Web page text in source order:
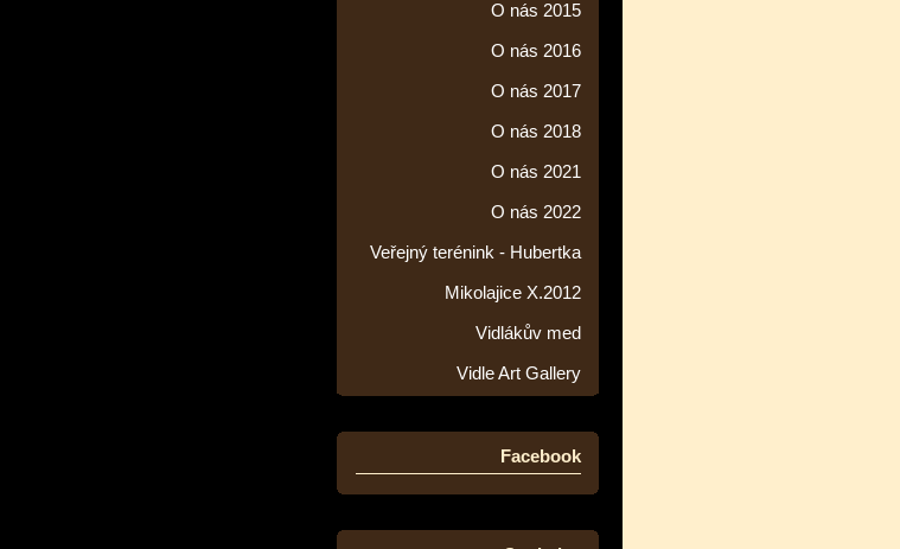
O nás 2015
O nás 2016
O nás 2017
O nás 2018
O nás 2021
O nás 2022
Veřejný terénink - Hubertka
Mikolajice X.2012
Vidlákův med
Vidle Art Gallery
Facebook